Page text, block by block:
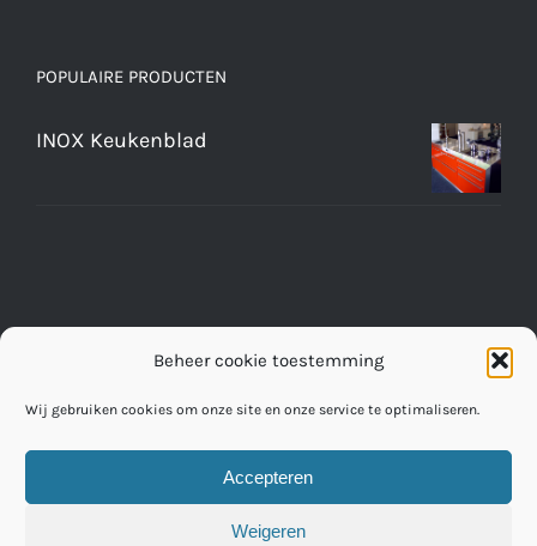
Beheer cookie toestemming
Wij gebruiken cookies om onze site en onze service te optimaliseren.
Accepteren
Weigeren
POPULAIRE PRODUCTEN
INOX Keukenblad